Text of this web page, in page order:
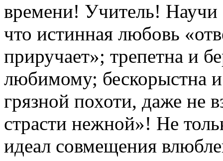
времени! Учитель!
что истинная любовь
приручает»; трепетна и
любимому; бескорыстна
грязной похоти, даже не
страсти нежной»! Не
идеал совмещения